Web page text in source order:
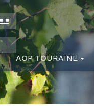
AOP TOURAINE